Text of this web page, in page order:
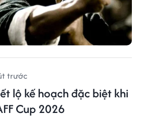
trước
lộ kế hoạch đặc biệt khi
Cup 2026